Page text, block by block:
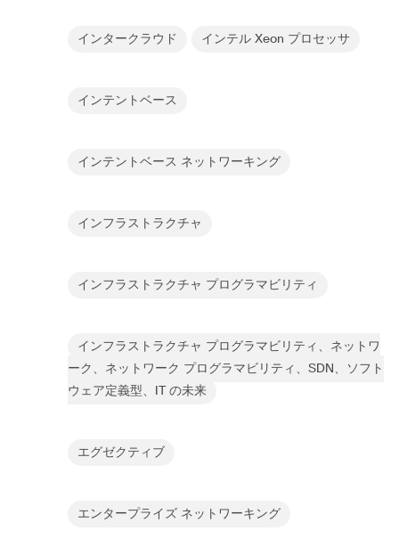
インタークラウド インテル Xeon プロセッサ
インテントベース
インテントベース ネットワーキング
インフラストラクチャ
インフラストラクチャ プログラマビリティ
インフラストラクチャ プログラマビリティ、ネットワ
ーク、ネットワーク プログラマビリティ、SDN、ソフト
ウェア定義型、IT の未来
エグゼクティブ
エンタープライズ ネットワーキング